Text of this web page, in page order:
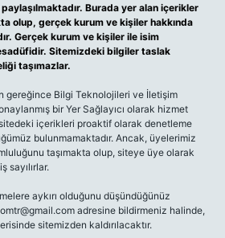
paylaşılmaktadır. Burada yer alan içerikler
olup, gerçek kurum ve kişiler hakkında
Gerçek kurum ve kişiler ile isim
Sitemizdeki bilgiler taslak
taşımazlar.
gereğince Bilgi Teknolojileri ve İletişim
bir Yer Sağlayıcı olarak hizmet
içerikleri proaktif olarak denetleme
bulunmamaktadır. Ancak, üyelerimiz
taşımakta olup, siteye üye olarak
sayılırlar.
aykırı olduğunu düşündüğünüz
adresine bildirmeniz halinde,
sitemizden kaldırılacaktır.